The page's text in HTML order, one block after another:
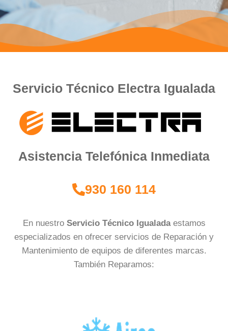
Servicio Técnico Electra Igualada
Asistencia Telefónica Inmediata
930 160 114
En nuestro Servicio Técnico Igualada estamos
especializados en ofrecer servicios de Reparación y
Mantenimiento de equipos de diferentes marcas.
También Reparamos: